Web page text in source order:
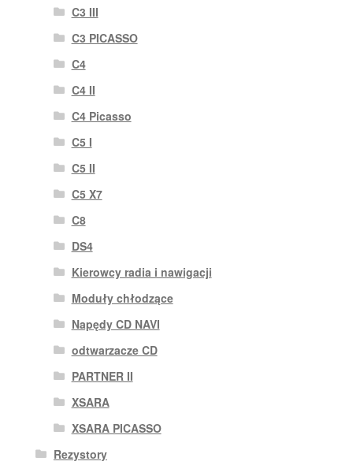
C3 III
C3 PICASSO
C4
C4 II
C4 Picasso
C5 I
C5 II
C5 X7
C8
DS4
Kierowcy radia i nawigacji
Moduły chłodzące
Napędy CD NAVI
odtwarzacze CD
PARTNER II
XSARA
XSARA PICASSO
Rezystory